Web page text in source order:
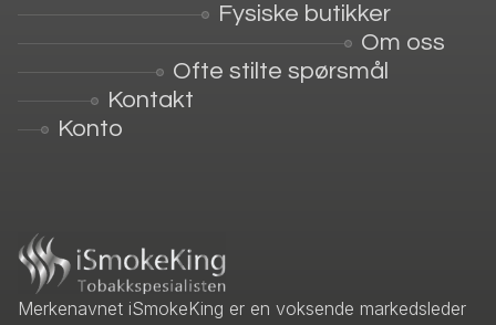
Fysiske butikker
Om oss
Ofte stilte spørsmål
Kontakt
Konto
Merkenavnet iSmokeKing er en voksende markedsleder